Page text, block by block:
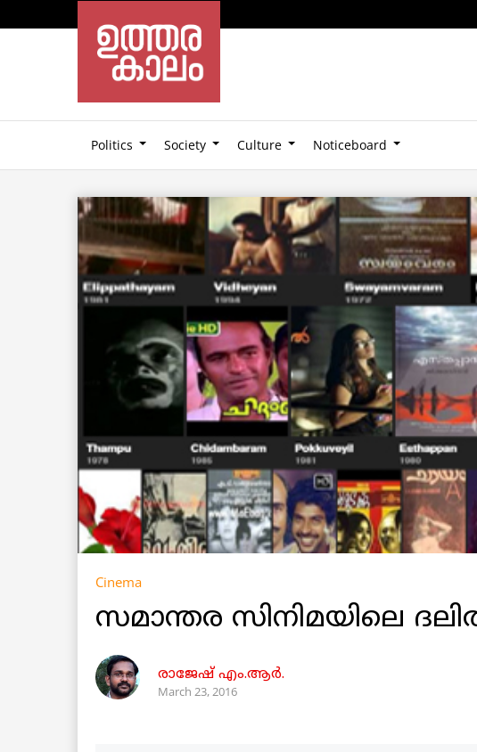
Politics Society Culture Noticeboard
Cinema
സമാന്തര സിനിമയിലെ
രാജേഷ് എം.ആര്‍.
March 23, 2016